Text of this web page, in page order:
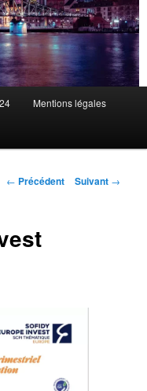
Mentions légales
Navigation
← Précédent Suivant →